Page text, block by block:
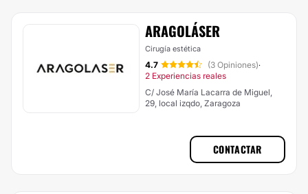
ARAGOLÁSER
Cirugía estética
4.7 (3 Opiniones)·
2 Experiencias reales
C/ José María Lacarra de Miguel,
29, local izqdo, Zaragoza
CONTACTAR